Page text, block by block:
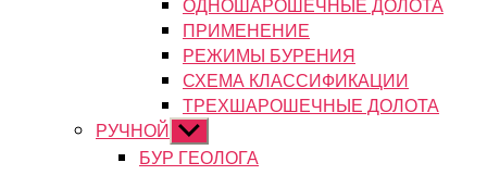
ПРИМЕНЕНИЕ
РЕЖИМЫ БУРЕНИЯ
СХЕМА КЛАССИФИКАЦИИ
ТРЕХШАРОШЕЧНЫЕ ДОЛОТА
РУЧНОЙ Показывать
подменю
БУР ГЕОЛОГА